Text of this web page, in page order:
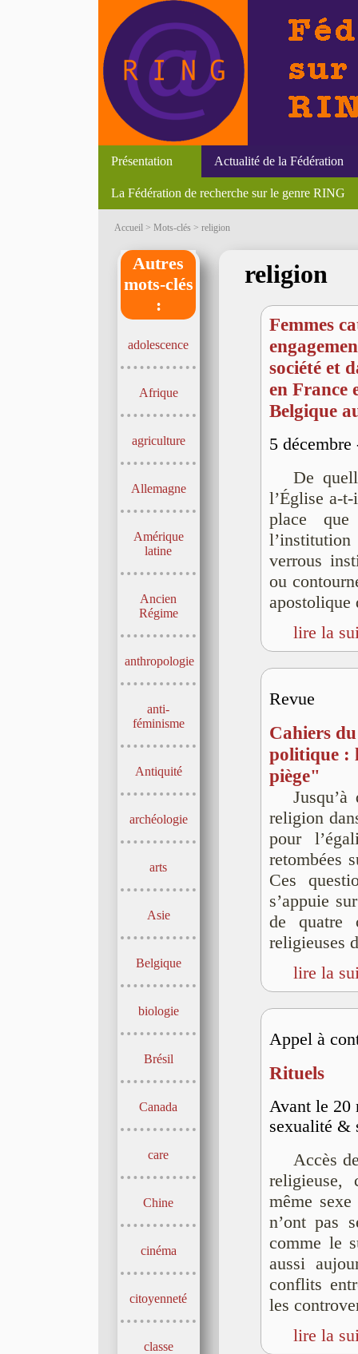
Présentation
La Fédération de recherche sur le genre RING
Actualité de la Fédération
Liens Textes Newsletter
Accueil> Mots-clés > religion
Autres
mots-clés
:
adolescence
Afrique
agriculture
Allemagne
Amérique
latine
Ancien
Régime
anthropologie
anti-
féminisme
Antiquité
archéologie
arts
Asie
Belgique
biologie
Brésil
Canada
care
Chine
cinéma
citoyenneté
classe
religion
Femmes
société et
en France
Belgique
5
De
l’Église a-
place
verrous
ou
apostolique
lire la
Revue
Cahiers
politique :
piège"
religion
pour
retombées
Ces
s’appuie
de quatre
religieuses
lire la
Appel à
Rituels
Avant le 20
sexualité &
Accès
religieuse,
même
n’ont pas
comme le
aussi
conflits
les
lire la